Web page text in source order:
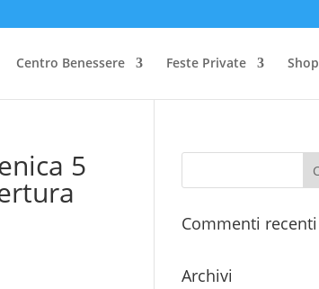
Centro Benessere Feste Private Shop
5
Commenti recenti
Archivi